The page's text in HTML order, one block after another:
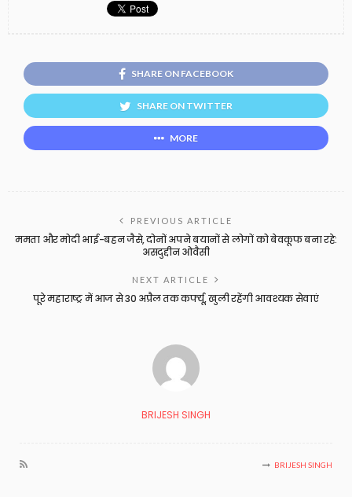
SHARE ON FACEBOOK
SHARE ON TWITTER
MORE
PREVIOUS ARTICLE
ममता और मोदी भाई-बहन जैसे, दोनों अपने बयानों से लोगों को बेवकूफ बना रहे:
असदुद्दीन ओवैसी
NEXT ARTICLE
पूरे महाराष्ट्र में आज से 30 अप्रैल तक कर्फ्यू, खुली रहेंगी आवश्यक सेवाएं
BRIJESH SINGH
BRIJESH SINGH